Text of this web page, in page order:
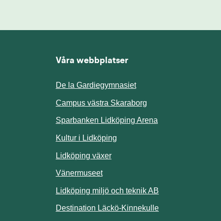
annan webbplats.
annan webbplats.
Våra webbplatser
De la Gardiegymnasiet
Campus västra Skaraborg
Sparbanken Lidköping Arena
Kultur i Lidköping
Lidköping växer
Vänermuseet
Lidköping miljö och teknik AB
Destination Läckö-KinnekulleLänk till annan